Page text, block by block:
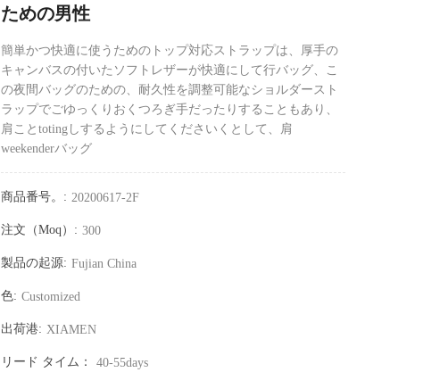
ための男性
簡単かつ快適に使うためのトップ対応ストラップは、厚手の
キャンバスの付いたソフトレザーが快適にして行バッグ、こ
の夜間バッグのための、耐久性を調整可能なショルダースト
ラップでごゆっくりおくつろぎ手だったりすることもあり、
肩ことtotingしするようにしてくださいくとして、肩
weekenderバッグ
商品番号。: 20200617-2F
注文（moq）: 300
製品の起源: Fujian China
色: Customized
出荷港: XIAMEN
リード タイム： 40-55days